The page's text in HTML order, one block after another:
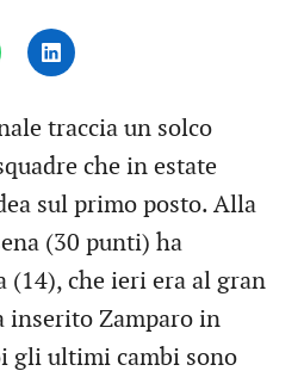
traccia un solco
che in estate
sul primo posto. Alla
(30 punti) ha
(14), che ieri era al gran
inserito Zamparo in
gli ultimi cambi sono